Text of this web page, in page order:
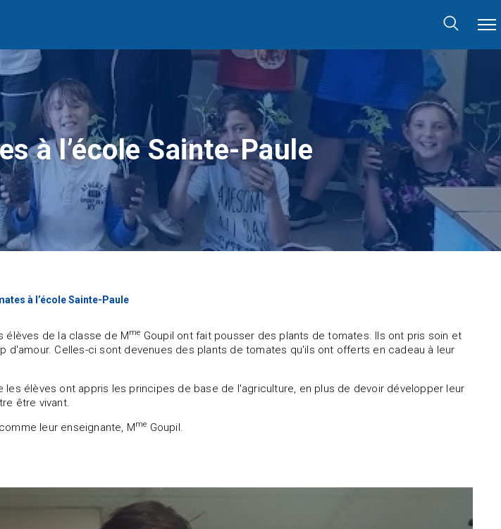
à l’école Sainte-Paule
à l’école Sainte-Paule
élèves de la classe de Mme Goupil ont fait pousser des plants de tomates. Ils ont pris soin et
d'amour. Celles-ci sont devenues des plants de tomates qu'ils ont offerts en cadeau à leur
les élèves ont appris les principes de base de l'agriculture, en plus de devoir développer leur
être vivant.
leur enseignante, Mme Goupil.